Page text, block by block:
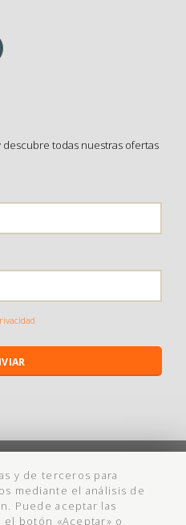
y de terceros para
mediante el análisis de
Puede aceptar las
botón «Aceptar» o
todas nuestras ofertas
reservados
Política de cookies